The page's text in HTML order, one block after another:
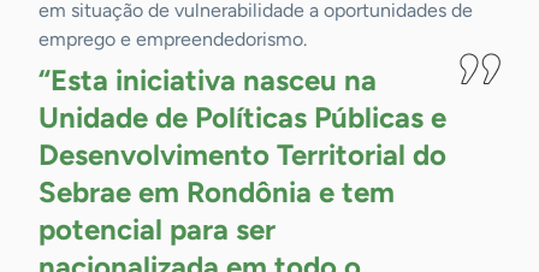
em situação de vulnerabilidade a oportunidades de
emprego e empreendedorismo.
“Esta iniciativa nasceu na
Unidade de Políticas Públicas e
Desenvolvimento Territorial do
Sebrae em Rondônia e tem
potencial para ser